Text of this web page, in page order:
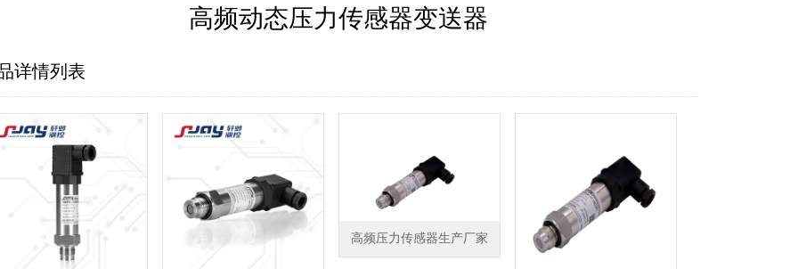
高频动态压力传感器变送器
详情列表
高频压力传感器生产厂家